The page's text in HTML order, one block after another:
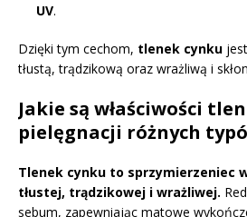
UV.
Dzięki tym cechom, tlenek cynku
tłustą, trądzikową oraz wrażliwą i
Jakie są właściwości
pielęgnacji różnych
Tlenek cynku to sprzymierzeniec
tłustej, trądzikowej i wrażliwej.
sebum, zapewniając matowe